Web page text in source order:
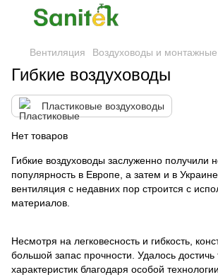
Вентиляция Воздуховоды и
Гибкие воздуховоды
Пластиковые воздуховоды
Нет товаров
Гибкие воздуховоды заслуженно получили
популярность в Европе, а затем и в
вентиляция с недавних пор строится с
материалов.
Несмотря на легковесность и гибкость,
большой запас прочности. Удалось достичь
характеристик благодаря особой